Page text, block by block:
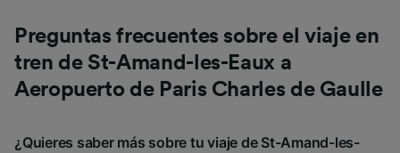
Preguntas frecuentes sobre el viaje en
tren de St-Amand-les-Eaux a
Aeropuerto de Paris Charles de Gaulle
¿Quieres saber más sobre tu viaje de St-Amand-les-